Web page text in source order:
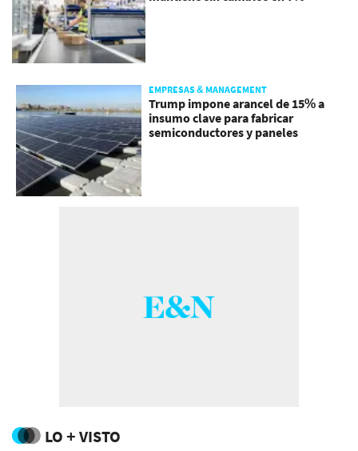
EMPRESAS & MANAGEMENT
Trump impone arancel de 15% a
insumo clave para fabricar
semiconductores y paneles
LO + VISTO